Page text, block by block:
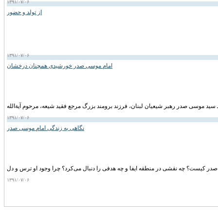
۱۳۹۱/۰۷/۰۶
از تولد و حضور
۱۳۹۱/۰۷/۰۶
امام موسی صدر خورشیدی همچنان درخشان
۱۳۹۱/۰۷/۰۶
نگاهی به زندگی امام موسی صدر
۱۳۹۱/۰۷/۰۶